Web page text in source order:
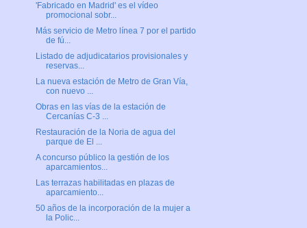
'Fabricado en Madrid' es el vídeo
promocional sobr...
Más servicio de Metro línea 7 por el partido
de fú...
Listado de adjudicatarios provisionales y
reservas...
La nueva estación de Metro de Gran Vía,
con nuevo ...
Obras en las vías de la estación de
Cercanías C-3 ...
Restauración de la Noria de agua del
parque de El ...
A concurso público la gestión de los
aparcamientos...
Las terrazas habilitadas en plazas de
aparcamiento...
50 años de la incorporación de la mujer a
la Polic...